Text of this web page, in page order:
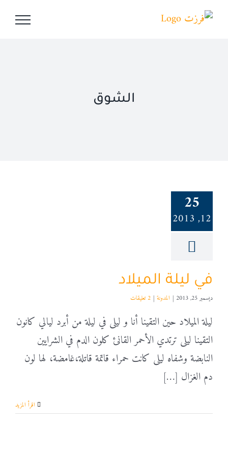
Skip
الشوق
25
12, 2013
في ليلة الميلاد
ديسمبر 25, 2013 | المدونة | 2 تعليقات
ليلة الميلاد حين التقينا أنا و ليلى في ليلة من أبرد ليالي كانون
التقينا ليلى ترتدي الأحمر القانئ كلون الدم في الشرايين
النابضة وشفاه ليلى كانت حمراء قاتمة قاتلة،غامضة، لها لون
دم الغزال […]